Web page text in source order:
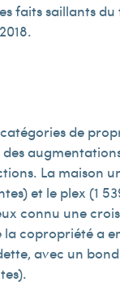
faits saillants
de
La maison
et le plex (1
connu une
la copropriété a
avec un bond